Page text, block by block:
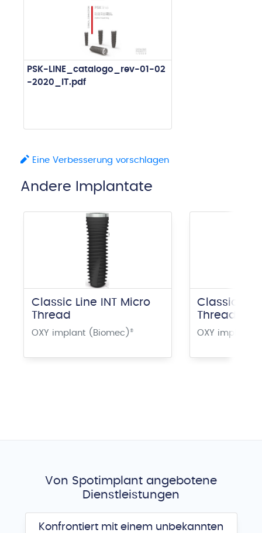
PSK-LINE_catalogo_rev-01-02
-2020_IT.pdf
Eine Verbesserung vorschlagen
Andere Implantate
Classic Line INT Micro
Thread
OXY implant (Biomec) ®
Classic
Thread
OXY implant
Von Spotimplant angebotene
Dienstleistungen
Konfrontiert mit einem unbekannten